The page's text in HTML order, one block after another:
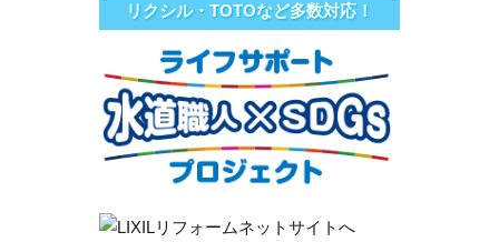
リクシル・TOTOなど多数対応！